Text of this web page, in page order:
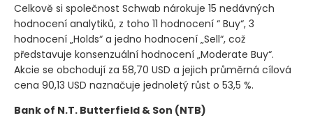
Celkově si společnost Schwab nárokuje 15 nedávných
hodnocení analytiků, z toho 11 hodnocení “ Buy“, 3
hodnocení „Holds“ a jedno hodnocení „Sell“, což
představuje konsenzuální hodnocení „Moderate Buy“.
Akcie se obchodují za 58,70 USD a jejich průměrná cílová
cena 90,13 USD naznačuje jednoletý růst o 53,5 %.
Bank of N.T. Butterfield & Son (NTB)